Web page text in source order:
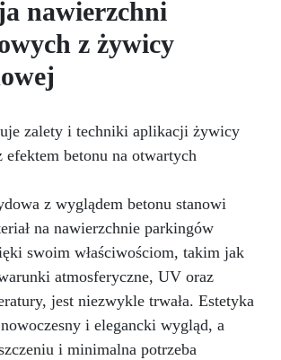
nawierzchni
z żywicy
zalety i techniki aplikacji żywicy
efektem betonu na otwartych
z wyglądem betonu stanowi
na nawierzchnie parkingów
swoim właściwościom, takim jak
atmosferyczne, UV oraz
jest niezwykle trwała. Estetyka
i elegancki wygląd, a
i minimalna potrzeba